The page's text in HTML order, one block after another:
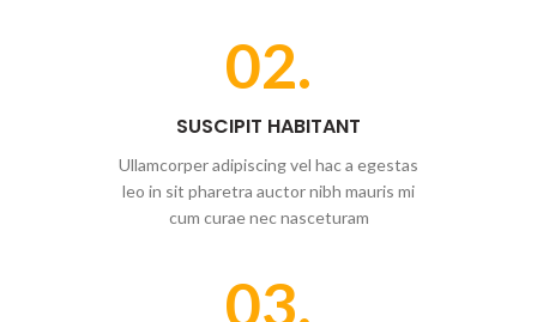
02.
SUSCIPIT HABITANT
Ullamcorper adipiscing vel hac a egestas
leo in sit pharetra auctor nibh mauris mi
cum curae nec nasceturam
03.